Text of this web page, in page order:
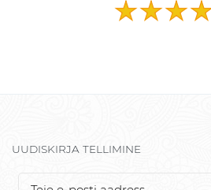
UUDISKIRJA TELLIMINE